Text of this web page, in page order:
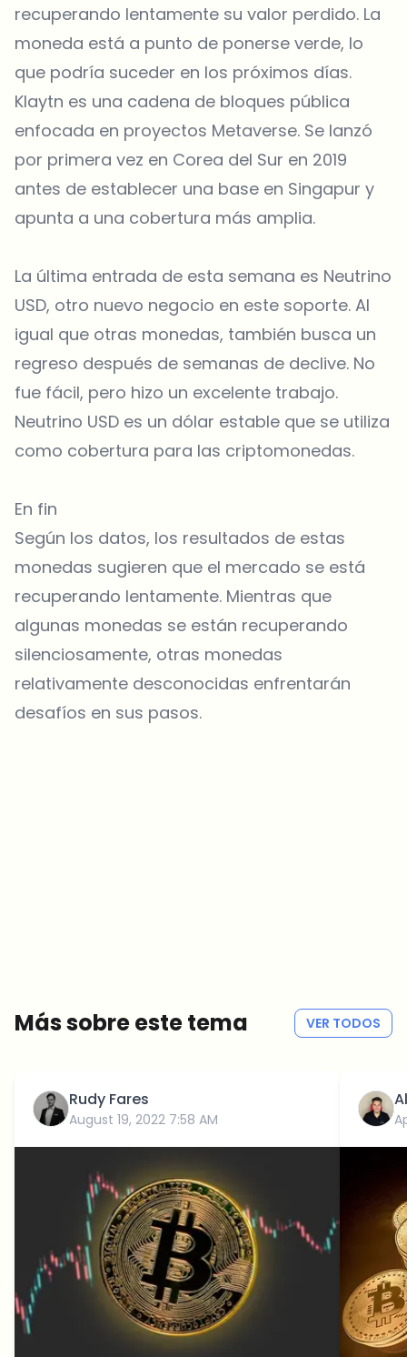
recuperando lentamente su valor perdido. La
moneda está a punto de ponerse verde, lo
que podría suceder en los próximos días.
Klaytn es una cadena de bloques pública
enfocada en proyectos Metaverse. Se lanzó
por primera vez en Corea del Sur en 2019
antes de establecer una base en Singapur y
apunta a una cobertura más amplia.
La última entrada de esta semana es Neutrino
USD, otro nuevo negocio en este soporte. Al
igual que otras monedas, también busca un
regreso después de semanas de declive. No
fue fácil, pero hizo un excelente trabajo.
Neutrino USD es un dólar estable que se utiliza
como cobertura para las criptomonedas.
En fin
Según los datos, los resultados de estas
monedas sugieren que el mercado se está
recuperando lentamente. Mientras que
algunas monedas se están recuperando
silenciosamente, otras monedas
relativamente desconocidas enfrentarán
desafíos en sus pasos.
Más sobre este tema VER TODOS
Rudy Fares
August 19, 2022 7:58 AM